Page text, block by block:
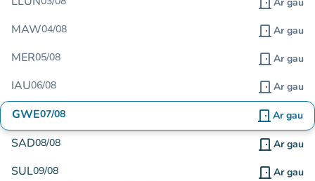
MAW04/08 door_front Ar gau
MER05/08 door_front Ar gau
IAU06/08 door_front Ar gau
GWE07/08 door_front Ar gau
SAD08/08 door_front Ar gau
SUL09/08 door_front Ar gau